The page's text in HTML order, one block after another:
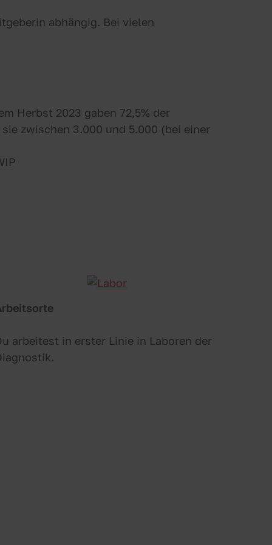
abhängig. Bei vielen
Herbst 2023 gaben 72,5% der
zwischen 3.000 und 5.000 (bei einer
arbeitest in erster Linie in Laboren der